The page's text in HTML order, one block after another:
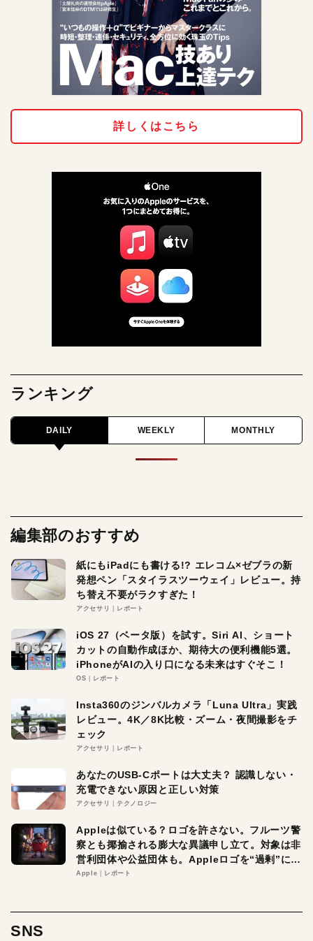
詳しくはこちら
ランキング
DAILY WEEKLY MONTHLY
編集部のおすすめ
紙にもiPadにも書ける!? エレコム×ゼブラの新
発想ペン「スタイラスツーウェイ」レビュー。持
ち替え不要がラクすぎた！
アクセサリ レポート
iOS 27（ベータ版）を試す。Siri AI、ショート
カットの自動作成ほか、期待大の便利機能5選。
iPhoneがAIの入り口になる未来はすぐそこ！
OS レポート
Insta360のジンバルカメラ「Luna Ultra」実践
レビュー。4K／8K比較・ズーム・夜間撮影をチ
ェック
アクセサリ レポート
あなたのUSB-Cポートは大丈夫？ 認識しない・
充電できない原因と正しい対策
アクセサリ テクノロジー
Appleは似ている？ロゴを許さない。フルーツ警
察とも揶揄される膨大な異議申し立て。対象は非
営利団体や公益団体も。Appleロゴを“過剰”に守
る理由とは
Apple レポート
SNS